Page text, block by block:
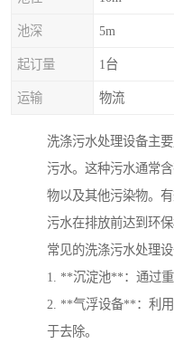
池深 5m
起订量 1台
运输 物流
洗涤污水处理设备主
污水。这种污水通常
物以及其他污染物。
污水在排放前达到环
常见的洗涤污水处理设
1. **沉淀池**：通过重
2. **气浮设备**：利
于去除。